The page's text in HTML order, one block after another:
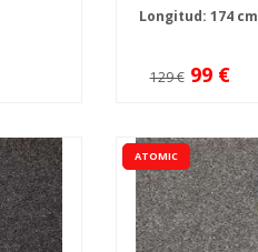
IFP
Longitud: 174 cm
129 € 99 €
ATOMIC